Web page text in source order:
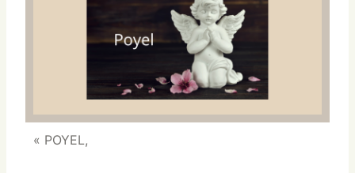
« POYEL,